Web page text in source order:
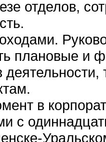
отделов,
плановые и
в
с